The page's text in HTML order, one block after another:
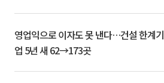
영업익으로 이자도 못 낸다…건설 한계기
업 5년 새 62→173곳